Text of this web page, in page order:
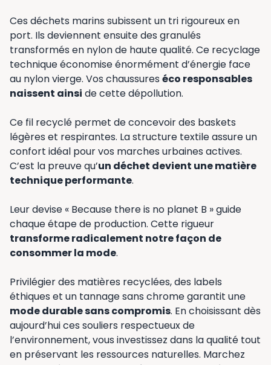
Ces déchets marins subissent un tri rigoureux en
port. Ils deviennent ensuite des granulés
transformés en nylon de haute qualité. Ce recyclage
technique économise énormément d’énergie face
au nylon vierge. Vos chaussures éco responsables
naissent ainsi de cette dépollution.
Ce fil recyclé permet de concevoir des baskets
légères et respirantes. La structure textile assure un
confort idéal pour vos marches urbaines actives.
C’est la preuve qu’un déchet devient une matière
technique performante.
Leur devise « Because there is no planet B » guide
chaque étape de production. Cette rigueur
transforme radicalement notre façon de
consommer la mode.
Privilégier des matières recyclées, des labels
éthiques et un tannage sans chrome garantit une
mode durable sans compromis. En choisissant dès
aujourd’hui ces souliers respectueux de
l’environnement, vous investissez dans la qualité tout
en préservant les ressources naturelles. Marchez